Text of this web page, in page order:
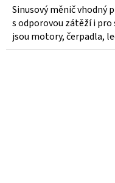
Sinusový měnič vhodný
s odporovou zátěží i
jsou motory, čerpadla,